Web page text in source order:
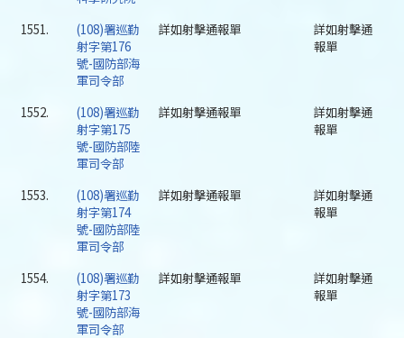
1551.
(108)署巡勤
射字第176
號-國防部海
軍司令部
詳如射擊通報單
詳如射擊通
報單
1552.
(108)署巡勤
射字第175
號-國防部陸
軍司令部
詳如射擊通報單
詳如射擊通
報單
1553.
(108)署巡勤
射字第174
號-國防部陸
軍司令部
詳如射擊通報單
詳如射擊通
報單
1554.
(108)署巡勤
射字第173
號-國防部海
軍司令部
詳如射擊通報單
詳如射擊通
報單